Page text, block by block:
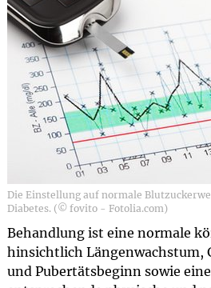
Die Einstellung auf normale
Diabetes. (© fovito - Fotolia.com)
Behandlung ist eine normale
hinsichtlich Längenwachstum,
und Pubertätsbeginn sowie